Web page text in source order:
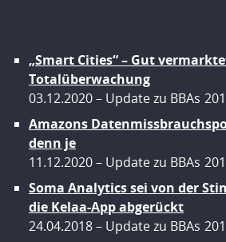
„Smart Cities“ – Gut
Totalüberwachung
03.12.2020
Update zu BBAs
Amazons
denn je
11.12.2020
Update zu BBAs
Soma Analytics sei von der
die Kelaa-App abgerückt
24.04.2018
Update zu BBAs